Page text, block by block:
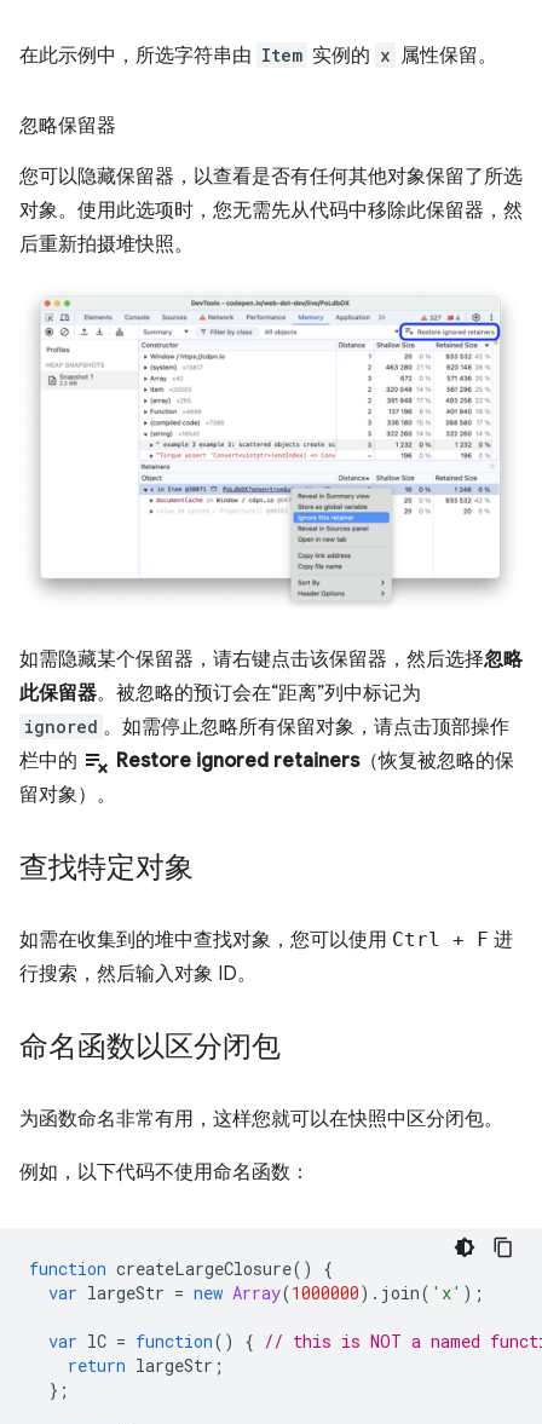
在此示例中，所选字符串由 Item 实例的 x 属性保留。
忽略保留器
您可以隐藏保留器，以查看是否有任何其他对象保留了所选
对象。使用此选项时，您无需先从代码中移除此保留器，然
后重新拍摄堆快照。
如需隐藏某个保留器，请右键点击该保留器，然后选择忽略
此保留器。被忽略的预订会在“距离”列中标记为
ignored 。如需停止忽略所有保留对象，请点击顶部操作
栏中的 playlist_remove Restore ignored retainers（恢复被忽略的保
留对象）。
查找特定对象
如需在收集到的堆中查找对象，您可以使用 Ctrl + F 进
行搜索，然后输入对象 ID。
命名函数以区分闭包
为函数命名非常有用，这样您就可以在快照中区分闭包。
例如，以下代码不使用命名函数：
function createLargeClosure()
{
var largeStr = new Array(1000000). join( 'x' );
var lC = function() { // this is NOT a named
return largeStr ;
};